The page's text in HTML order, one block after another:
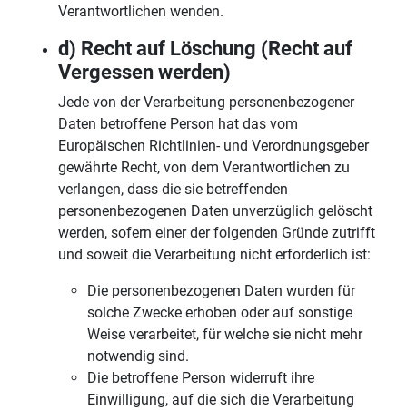
Verantwortlichen wenden.
d) Recht auf Löschung (Recht auf
Vergessen werden)
Jede von der Verarbeitung personenbezogener
Daten betroffene Person hat das vom
Europäischen Richtlinien- und Verordnungsgeber
gewährte Recht, von dem Verantwortlichen zu
verlangen, dass die sie betreffenden
personenbezogenen Daten unverzüglich gelöscht
werden, sofern einer der folgenden Gründe zutrifft
und soweit die Verarbeitung nicht erforderlich ist:
Die personenbezogenen Daten wurden für
solche Zwecke erhoben oder auf sonstige
Weise verarbeitet, für welche sie nicht mehr
notwendig sind.
Die betroffene Person widerruft ihre
Einwilligung, auf die sich die Verarbeitung